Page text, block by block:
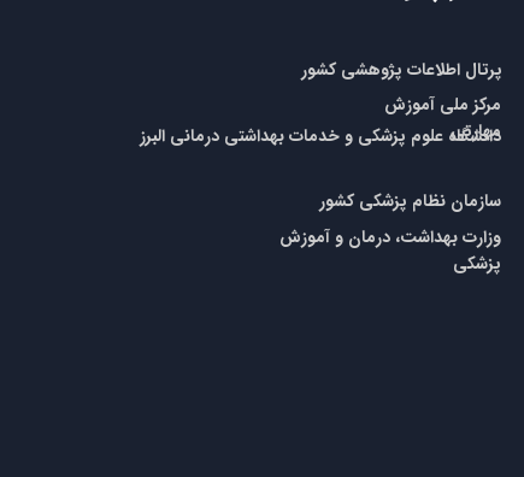
پرتال اطلاعات پژوهشی کشور
مرکز ملی آموزش
مهارتی
​سازمان نظام پزشکیکشور
وزارت بهداشت، درمان و آموزش
پزشکی
​​دانشگاه علوم پزشکی و خدمات بهداشتی درمانی البرز